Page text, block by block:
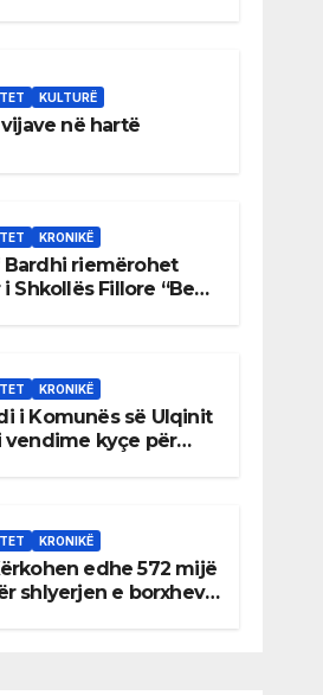
KULTURË
në hartë
KRONIKË
Bardhi riemërohet
Shkollës Fillore “Bedri
KRONIKË
i Komunës së Ulqinit
vendime kyçe për
KRONIKË
edhe 572 mijë
shlyerjen e borxheve